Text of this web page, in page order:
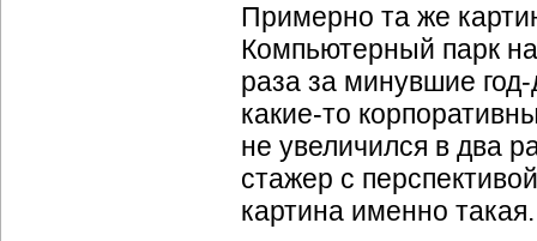
Примерно та же
Компьютерный парк
раза за минувшие
какие-то
не увеличился в два
стажер с
картина именно такая.